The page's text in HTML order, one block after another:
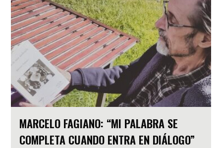
MARCELO FAGIANO: “MI PALABRA SE
COMPLETA CUANDO ENTRA EN DIÁLOGO”